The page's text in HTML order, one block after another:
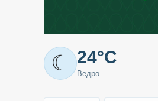
Метео
-
Кавадарци
☾ 24°C
Ведро